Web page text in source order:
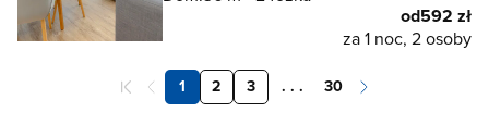
od592 zł
za 1 noc, 2 osoby
1 2 3 . . . 30